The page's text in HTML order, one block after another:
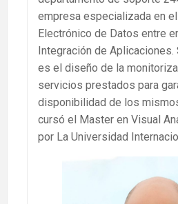
empresa especializada en
Electrónico de Datos entre
Integración de Aplicaciones.
es el diseño de la
servicios prestados para
disponibilidad de los
cursó el Master en Visual
por La Universidad